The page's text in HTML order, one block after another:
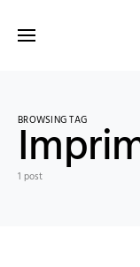
BROWSING TAG
1 post